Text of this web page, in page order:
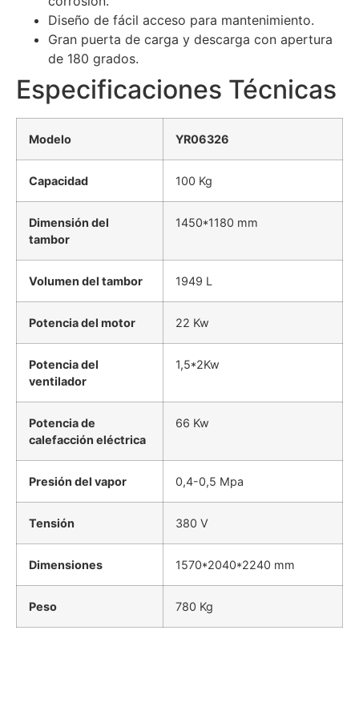
Diseño de fácil acceso para mantenimiento.
Gran puerta de carga y descarga con apertura
de 180 grados.
Especificaciones Técnicas
Modelo YR06326
Capacidad 100 Kg
Dimensión del
tambor
1450*1180 mm
Volumen del tambor 1949 L
Potencia del motor 22 Kw
Potencia del
ventilador
1,5*2Kw
Potencia de
calefacción eléctrica
66 Kw
Presión del vapor 0,4-0,5 Mpa
Tensión 380 V
Dimensiones 1570*2040*2240 mm
Peso 780 Kg